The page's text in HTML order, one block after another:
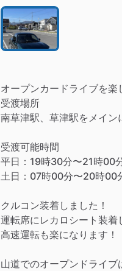
オープンカードライブを
受渡場所
南草津駅、草津駅をメイン
受渡可能時間
平日：19時30分〜21時00
土日：07時00分〜20時00
クルコン装着しました！
運転席にレカロシート装着
高速運転も楽になります！
山道でのオープンドライ